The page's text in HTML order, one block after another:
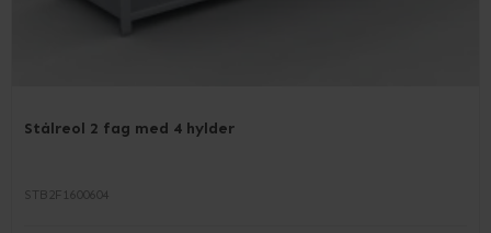
Stålreol 2 fag med 4 hylder
STB2F1600604